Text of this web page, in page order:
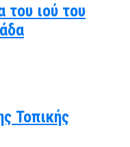
του ιού του
Τοπικής